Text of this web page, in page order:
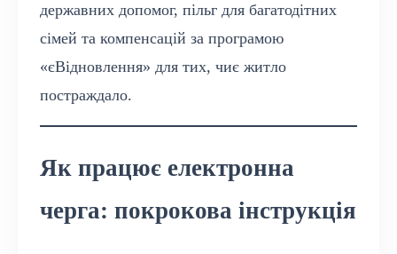
державних допомог, пільг для багатодітних
сімей та компенсацій за програмою
«єВідновлення» для тих, чиє житло
постраждало.
Як працює електронна
черга: покрокова інструкція